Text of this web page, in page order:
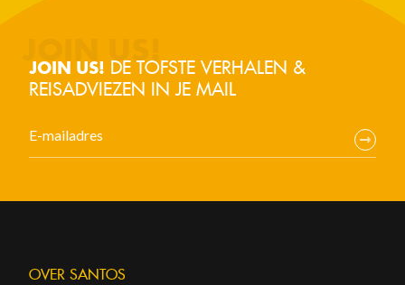
JOIN US! DE TOFSTE VERHALEN &
REISADVIEZEN IN JE MAIL
OVER SANTOS